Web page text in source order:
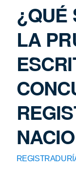
¿QUÉ
LA